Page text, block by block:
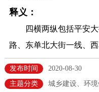
各区热点
政务公开
市领导
释义：
四横两纵包括平安大
路、东单北大街一线、西
发布时间
2020-08-30
主题分类
城乡建设、环